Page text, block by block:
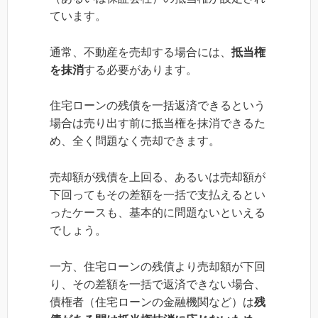
ています。
通常、不動産を売却する場合には、 抵当権
を抹消する必要があります。
住宅ローンの残債を一括返済できるという
場合は売り出す前に抵当権を抹消できるた
め、全く問題なく売却できます。
売却額が残債を上回る、あるいは売却額が
下回ってもその差額を一括で支払えるとい
ったケースも、基本的に問題ないといえる
でしょう。
一方、住宅ローンの残債より売却額が下回
り、その差額を一括で返済できない場合、
債権者（住宅ローンの金融機関など）は残